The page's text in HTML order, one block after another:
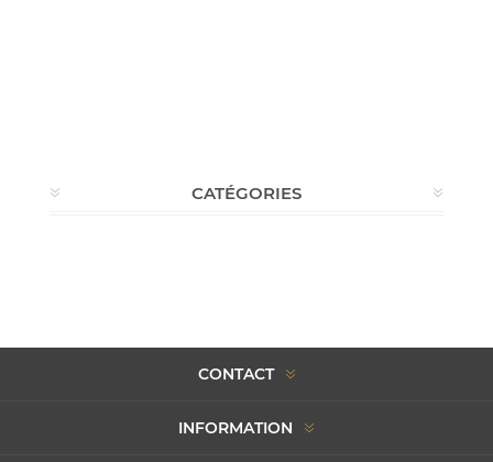
CATÉGORIES
CONTACT
INFORMATION